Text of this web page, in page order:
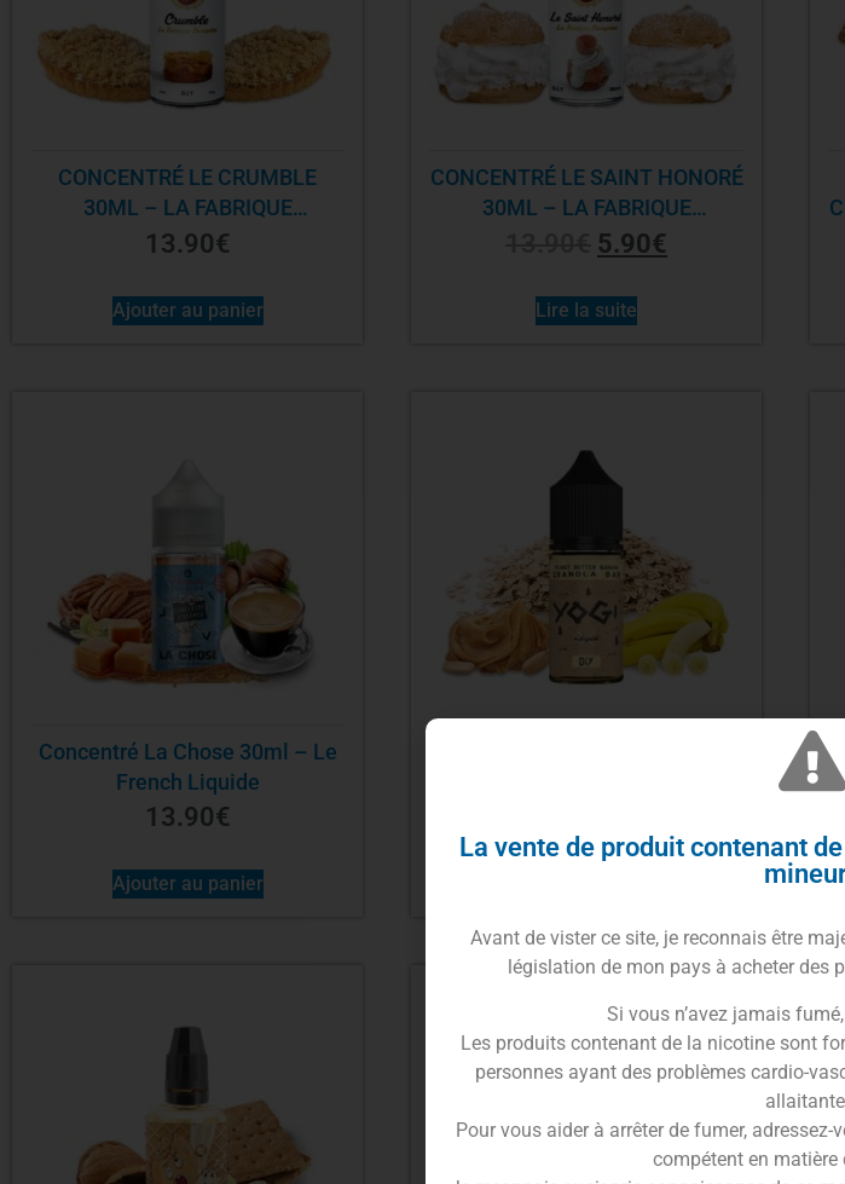
CONCENTRÉ LE CRUMBLE
30ML – LA FABRIQUE
FRANÇAISE
13.90€
Ajouter au panier
CONCENTRÉ LE SAINT HONORÉ
30ML – LA FABRIQUE
FRANÇAISE
5.90€
Lire la suite
Concentré La Chose 30ml – Le
French Liquide
13.90€
Ajouter au panier
-54%
La vente de produit contenant
Avant de vister ce site, je reconnais être
législation de mon pays à acheter des
Si vous n’avez jamais
Les produits contenant de la nicotine sont
personnes ayant des problèmes cardio-
Pour vous aider à arrêter de fumer,
compétent en matière